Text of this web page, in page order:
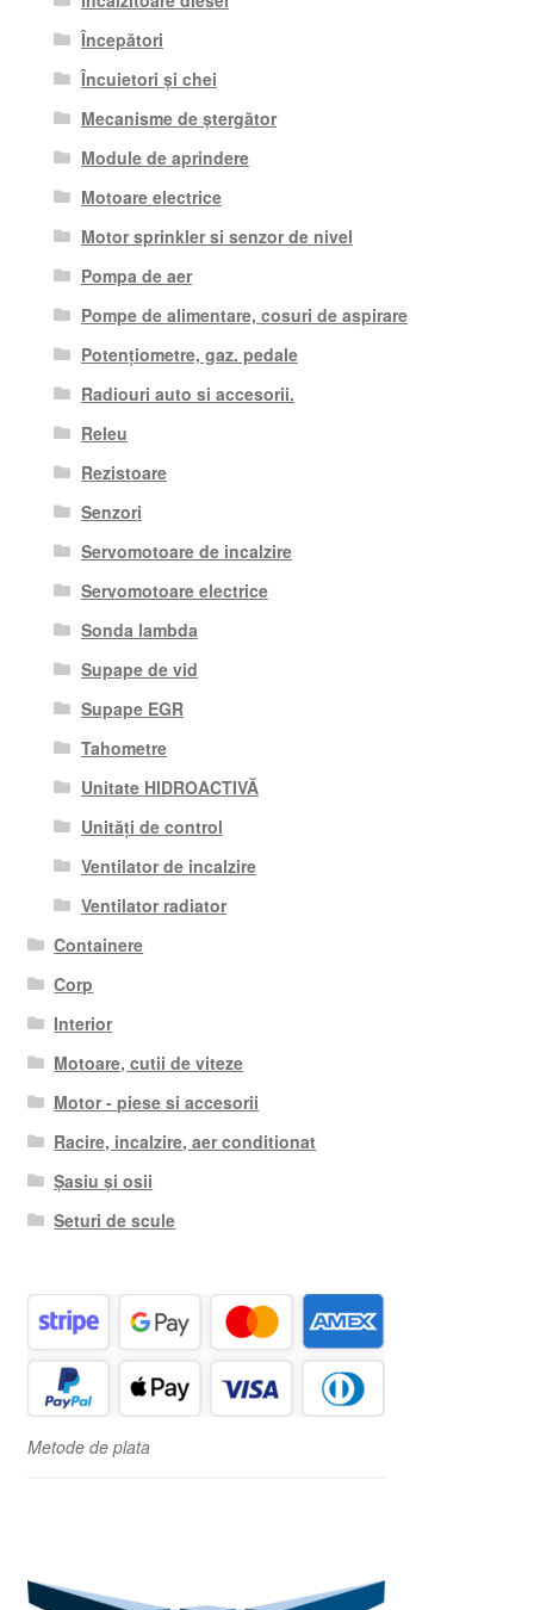
Începători
Încuietori și chei
Mecanisme de ștergător
Module de aprindere
Motoare electrice
Motor sprinkler si senzor de nivel
Pompa de aer
Pompe de alimentare, cosuri de aspirare
Potențiometre, gaz. pedale
Radiouri auto si accesorii.
Releu
Rezistoare
Senzori
Servomotoare de incalzire
Servomotoare electrice
Sonda lambda
Supape de vid
Supape EGR
Tahometre
Unitate HIDROACTIVĂ
Unități de control
Ventilator de incalzire
Ventilator radiator
Containere
Corp
Interior
Motoare, cutii de viteze
Motor - piese si accesorii
Racire, incalzire, aer conditionat
Șasiu și osii
Seturi de scule
Metode de plata